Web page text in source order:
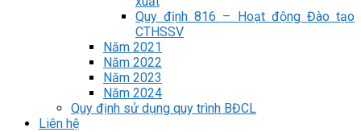
Quy định 816 – Hoạt động Đào tạo
CTHSSV
Năm 2021
Năm 2022
Năm 2023
Năm 2024
Quy định sử dụng quy trình BĐCL
Liên hệ